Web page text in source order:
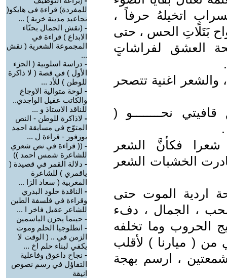
اتخيلهُ حرفاً ،
بَتَلاتِ الحس ، حتى
العشق لفراشاتٍ
اغنية تتصحر
نحــــــــو (
شعرا فكأنَّ الشعر
الخشبات الشعر
اردية الموت حتى
، الجمال ، دفء
الحروب وما تخلفه
من ( ميارنا ) لأقلب
، ارسم بهجة
للمفردة) قراءة في هايكو(
تجاعيد مدينة خربة ) ...
- (نقش الجمال بحنّاء
الابداع ) قراءة في
المجموعة الشعرية ( نقش
...
- دراسة اسلوبية ( الجزء
الأول ) في قصة ( لا ذاكرة
للوطن ) للأد ...
- لوحة متوالية الاوجاع
والكاتب عقيل الواجدي..
للناقد الاستاذ و ...
- لاذاكرة للوطن - النص
المتوّج في مسابقة احمد
بوزفور - قراءة ل ...
- (( قراءة في نص شعري
للشاعرة شمس احمد ))
- دلالة القمر في قصيدة (
ياقمري ) للشاعرة
المغربية ( سعاد الزا ...
- الناقدة خلود البدري
وقراءة في فلسفة الطين
للشاعر عقيل فاخر ا ...
- حينما يحزن الياسمين
- انطلوجيا الحلم وموت
الزمن في .. ( الوقت لا
يكفي لبناء حلم اخ ...
- نجاح داعوق وفاعلية
التفاؤل في رسم نصوص
انيقة